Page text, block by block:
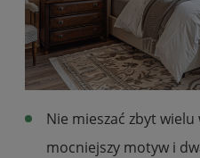
Nie mieszać zbyt
mocniejszy motyw i